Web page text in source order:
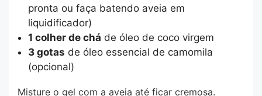
pronta ou faça batendo aveia em
liquidificador)
1 colher de chá de óleo de coco virgem
3 gotas de óleo essencial de camomila
(opcional)
Misture o gel com a aveia até ficar cremosa.